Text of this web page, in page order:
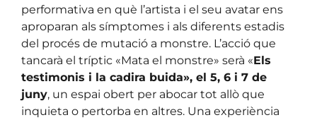
performativa en què l’artista i el seu avatar ens
aproparan als símptomes i als diferents estadis
del procés de mutació a monstre. L’acció que
tancarà el tríptic «Mata el monstre» serà «Els
testimonis i la cadira buida», el 5, 6 i 7 de
juny, un espai obert per abocar tot allò que
inquieta o pertorba en altres. Una experiència